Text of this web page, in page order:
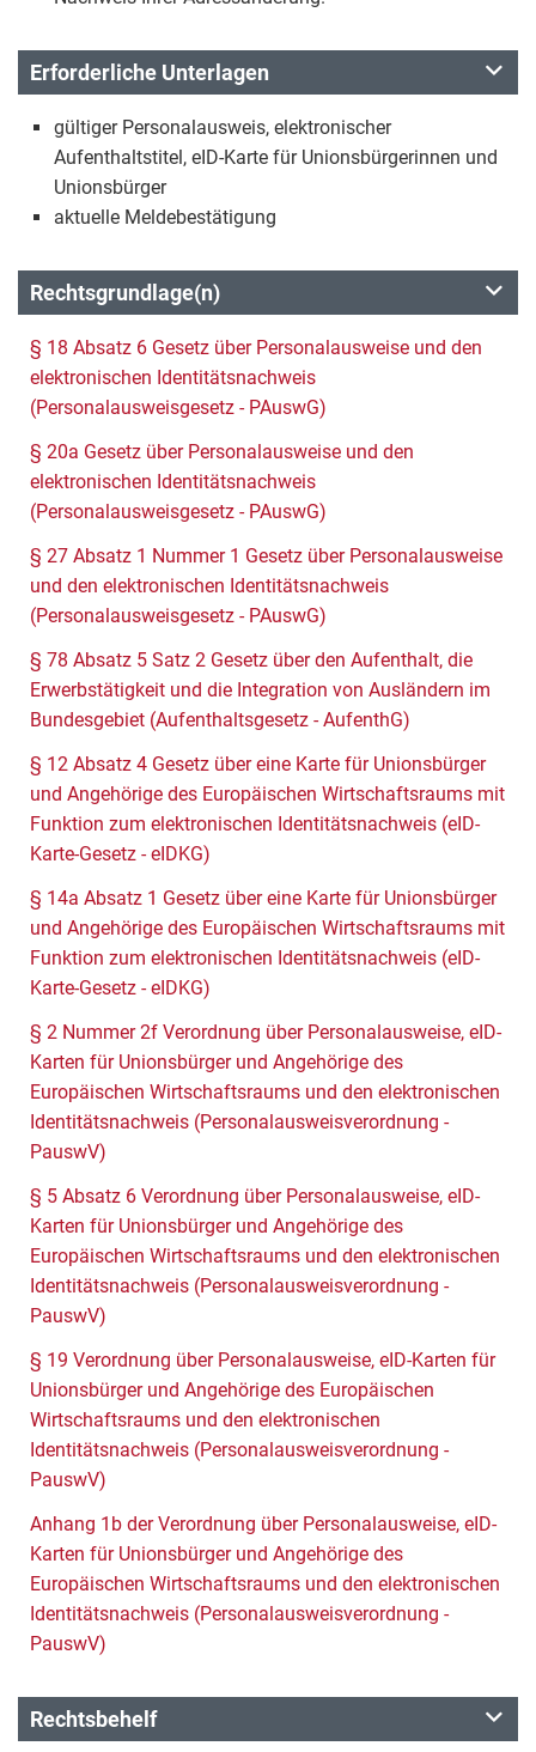
Erforderliche Unterlagen
gültiger Personalausweis, elektronischer
Aufenthaltstitel, eID-Karte für Unionsbürgerinnen und
Unionsbürger
aktuelle Meldebestätigung
Rechtsgrundlage(n)
§ 18 Absatz 6 Gesetz über Personalausweise und den
elektronischen Identitätsnachweis
(Personalausweisgesetz - PAuswG)
§ 20a Gesetz über Personalausweise und den
elektronischen Identitätsnachweis
(Personalausweisgesetz - PAuswG)
§ 27 Absatz 1 Nummer 1 Gesetz über Personalausweise
und den elektronischen Identitätsnachweis
(Personalausweisgesetz - PAuswG)
§ 78 Absatz 5 Satz 2 Gesetz über den Aufenthalt, die
Erwerbstätigkeit und die Integration von Ausländern im
Bundesgebiet (Aufenthaltsgesetz - AufenthG)
§ 12 Absatz 4 Gesetz über eine Karte für Unionsbürger
und Angehörige des Europäischen Wirtschaftsraums mit
Funktion zum elektronischen Identitätsnachweis (eID-
Karte-Gesetz - eIDKG)
§ 14a Absatz 1 Gesetz über eine Karte für Unionsbürger
und Angehörige des Europäischen Wirtschaftsraums mit
Funktion zum elektronischen Identitätsnachweis (eID-
Karte-Gesetz - eIDKG)
§ 2 Nummer 2f Verordnung über Personalausweise, eID-
Karten für Unionsbürger und Angehörige des
Europäischen Wirtschaftsraums und den elektronischen
Identitätsnachweis (Personalausweisverordnung -
PauswV)
§ 5 Absatz 6 Verordnung über Personalausweise, eID-
Karten für Unionsbürger und Angehörige des
Europäischen Wirtschaftsraums und den elektronischen
Identitätsnachweis (Personalausweisverordnung -
PauswV)
§ 19 Verordnung über Personalausweise, eID-Karten für
Unionsbürger und Angehörige des Europäischen
Wirtschaftsraums und den elektronischen
Identitätsnachweis (Personalausweisverordnung -
PauswV)
Anhang 1b der Verordnung über Personalausweise, eID-
Karten für Unionsbürger und Angehörige des
Europäischen Wirtschaftsraums und den elektronischen
Identitätsnachweis (Personalausweisverordnung -
PauswV)
Rechtsbehelf